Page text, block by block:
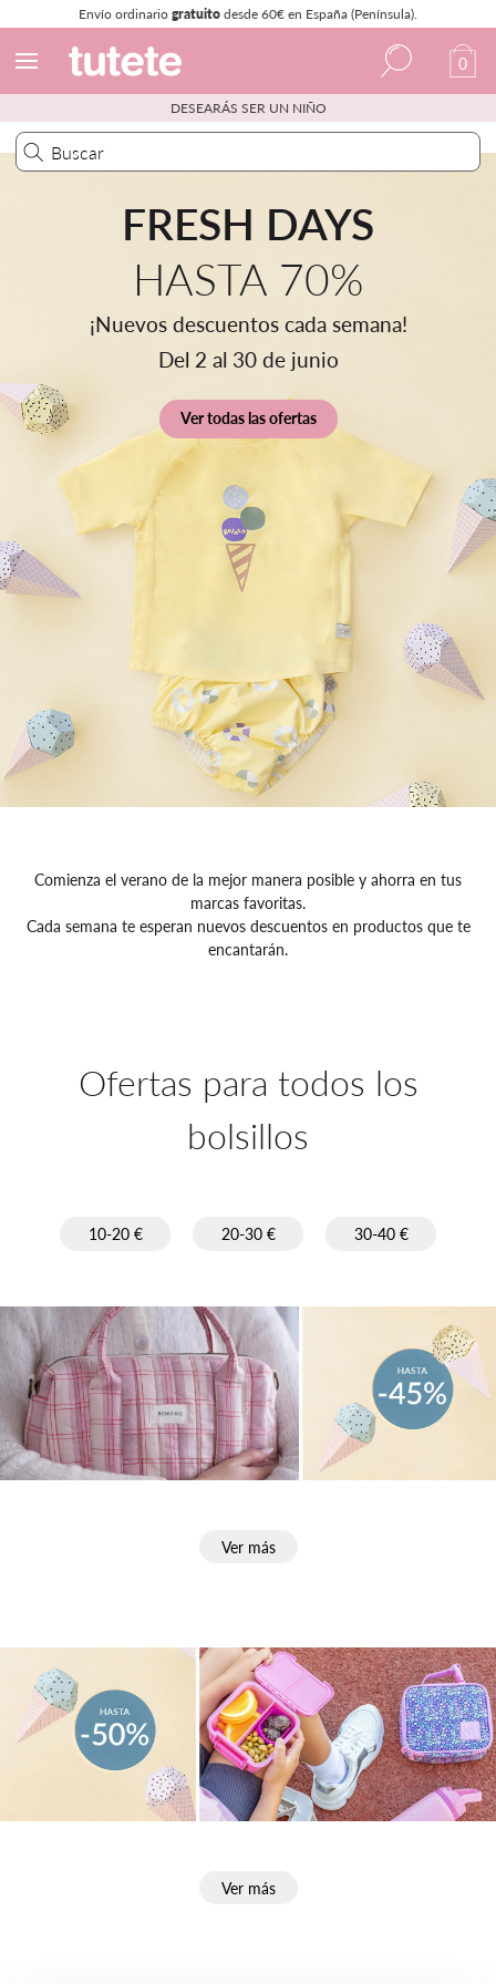
Envío ordinariogratuitodesde 60€ en España (Península).
Español
Italiano
Francés
0
DESEARÁS SER UN NIÑO
FRESH DAYS
HASTA 70%
¡Nuevos descuentos cada semana!
Del 2 al 30 de junio
Ver todas las ofertas
Comienza el verano de la mejor manera posible y ahorra en tus
marcas favoritas.
Cada semana te esperan nuevos descuentos en productos que te
encantarán.
Ofertas para todos los
bolsillos
10-20 € 20-30 € 30-40 €
Ver más
Ver más